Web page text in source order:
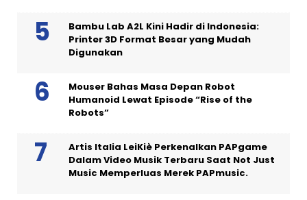
Bambu Lab A2L Kini Hadir di Indonesia:
Printer 3D Format Besar yang Mudah
Digunakan
Mouser Bahas Masa Depan Robot
Humanoid Lewat Episode “Rise of the
Robots”
Artis Italia LeiKiè Perkenalkan PAPgame
Dalam Video Musik Terbaru Saat Not Just
Music Memperluas Merek PAPmusic.